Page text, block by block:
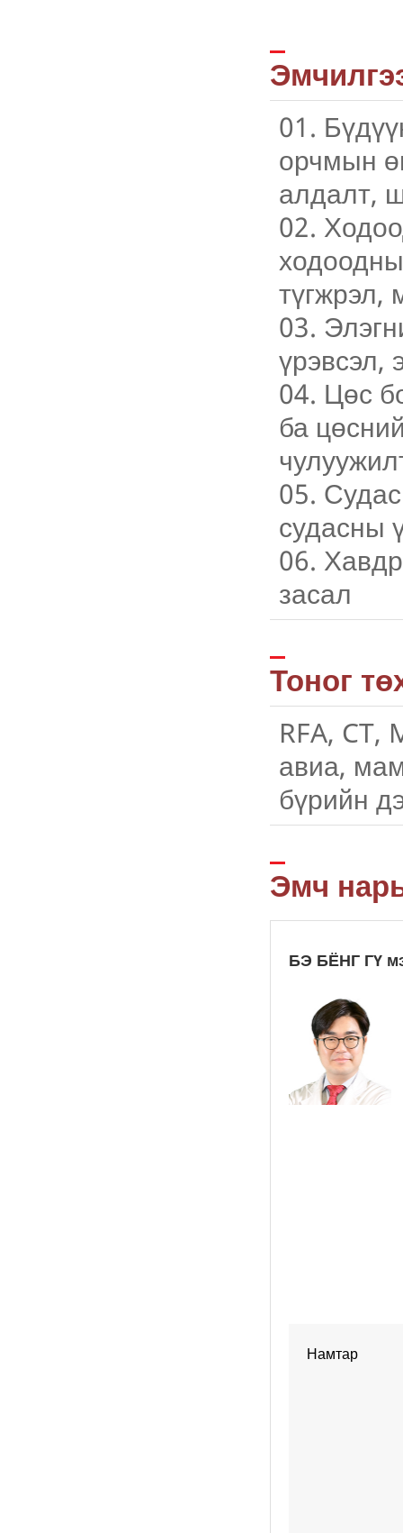
01.
орчмын
алдалт,
02.
түгжрэл,
03.
үрэвсэл,
04. Цөс
ба
05.
судасны
06.
засал
Тоног
RFA, CT,
авиа,
бүрийн
Эмч
БЭ БЁНГ ГҮ
Намтар